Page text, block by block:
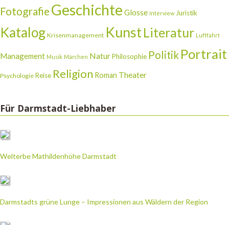
Fotografie Geschichte Glosse Interview Juristik
Katalog Krisenmanagement KunstLiteratur Luftfahrt
Management Musik Märchen NaturPhilosophie Politik Portrait
Psychologie Reise Religion Roman Theater
Für Darmstadt-Liebhaber
Welterbe Mathildenhöhe Darmstadt
Darmstadts grüne Lunge – Impressionen aus Wäldern der Region